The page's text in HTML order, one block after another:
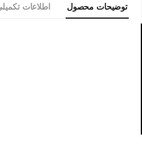
توضیحات محصول اطلاعات